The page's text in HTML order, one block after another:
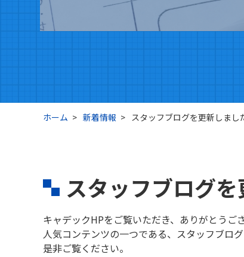
ホーム 新着情報 スタッフブログを更新しまし
スタッフブログを
キャデックHPをご覧いただき、ありがとうござ
人気コンテンツの一つである、スタッフブログ
是非ご覧ください。